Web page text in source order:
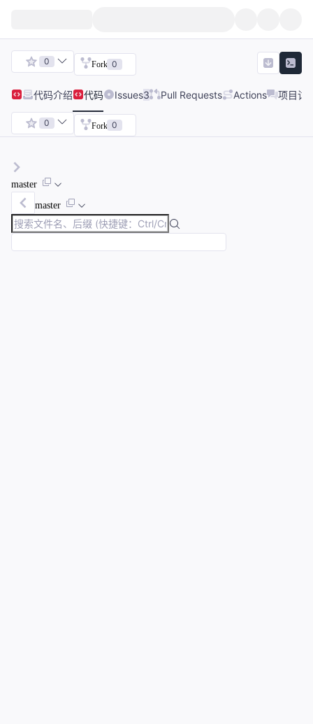
0 Fork 0
代码介绍 代码 Issues3 Pull Requests Actions 项目讨
0 Fork 0
master
master